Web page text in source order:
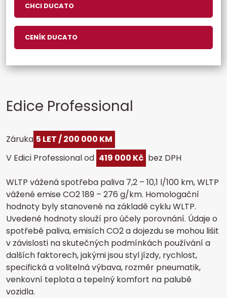
CHCI DUCATO
CENÍK DUCATO
Edice Professional
Záruka 5 LET / 200 000 KM
V Edici Professional od 419 000 Kč bez DPH
WLTP vážená spotřeba paliva 7,2 – 10,1 l/100 km, WLTP
vážené emise CO2 189 – 276 g/km. Homologační
hodnoty byly stanovené na základě cyklu WLTP.
Uvedené hodnoty slouží pro účely porovnání. Údaje o
spotřebě paliva, emisích CO2 a dojezdu se mohou lišit
v závislosti na skutečných podmínkách používání a
dalších faktorech, jakými jsou styl jízdy, rychlost,
specifická a volitelná výbava, rozměr pneumatik,
venkovní teplota a tepelný komfort na palubě
vozidla.